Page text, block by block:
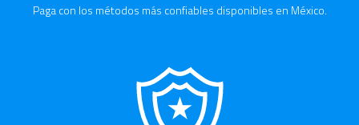
Paga con los métodos más confiables disponibles en México.